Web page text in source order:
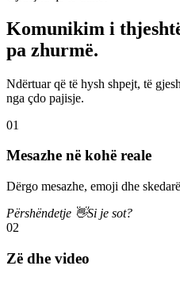
Komunikim i
pa zhurmë.
Ndërtuar që të hysh shpejt, të
nga çdo pajisje.
01
Mesazhe në kohë reale
Dërgo mesazhe, emoji dhe
Përshëndetje 👋Si je sot?
02
Zë dhe video